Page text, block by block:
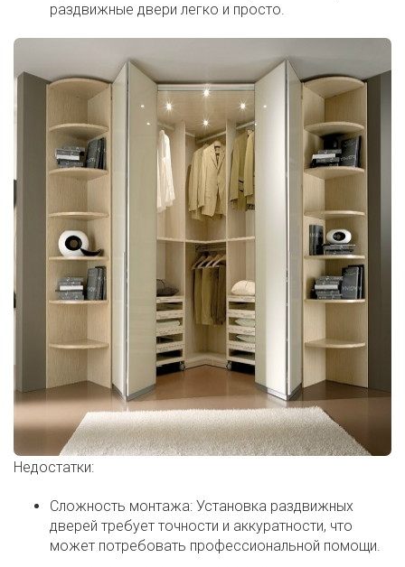
раздвижные двери легко и просто.
Недостатки:
Сложность монтажа: Установка раздвижных
дверей требует точности и аккуратности, что
может потребовать профессиональной помощи.